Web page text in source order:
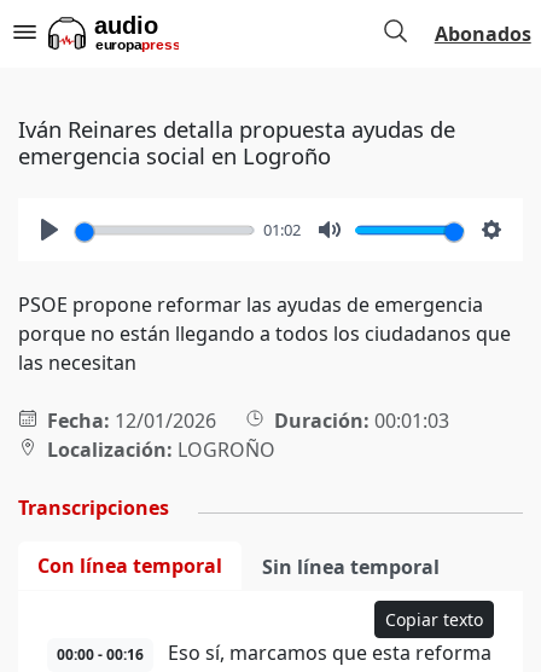
Abonados
Iván Reinares detalla propuesta ayudas de
emergencia social en Logroño
01:02
PSOE propone reformar las ayudas de emergencia
porque no están llegando a todos los ciudadanos que
las necesitan
Fecha: 12/01/2026 Duración: 00:01:03
Localización: LOGROÑO
Transcripciones
Con línea temporal Sin línea temporal
Copiar texto
00:00 - 00:16
Eso sí, marcamos que esta reforma